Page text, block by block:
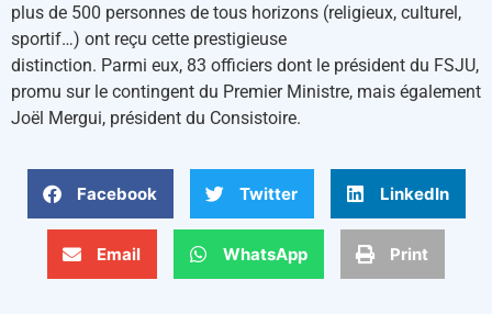
plus de 500 personnes de tous horizons (religieux, culturel,
sportif…) ont reçu cette prestigieuse
distinction. Parmi eux, 83 officiers dont le président du FSJU,
promu sur le contingent du Premier Ministre, mais également
Joël Mergui, président du Consistoire.
Facebook Twitter LinkedIn
Email WhatsApp Print